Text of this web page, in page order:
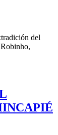
del